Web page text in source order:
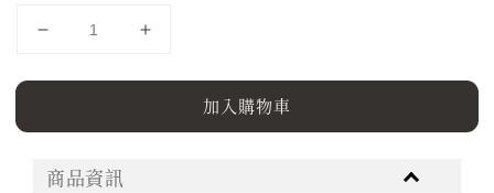
加入購物車
商品資訊